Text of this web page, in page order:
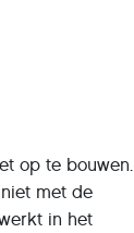
op te bouwen.
met de
in het